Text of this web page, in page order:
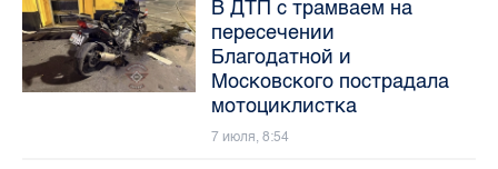
В ДТП с трамваем на
пересечении
Благодатной и
Московского пострадала
мотоциклистка
7 июля, 8:54